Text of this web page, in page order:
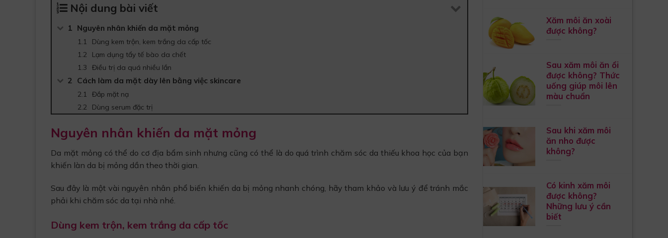
Nội dung bài viết
Nguyên nhân khiến da mặt mỏng
Dùng kem trộn, kem trắng da cấp tốc
Lạm dụng tẩy tế bào da chết
Điều trị da quá nhiều lần
Cách làm da mặt dày lên bằng việc skincare
Đắp mặt nạ
Dùng serum đặc trị
Nguyên nhân khiến da mặt mỏng
Da mặt mỏng có thể do cơ địa bẩm sinh nhưng cũng có thể là do quá trình chăm sóc da thiếu khoa học của bạn
khiến làn da bị mỏng dần theo thời gian.
Sau đây là một vài nguyên nhân phổ biến khiến da bị mỏng nhanh chóng, hãy tham khảo và lưu ý để tránh mắc
phải khi chăm sóc da tại nhà nhé.
Dùng kem trộn, kem trắng da cấp tốc
Xăm môi ăn xoài
được không?
Sau xăm môi ăn ổi
được không? Thức
uống giúp môi lên
màu chuẩn
Sau khi xăm môi
ăn nho được
không?
Có kinh xăm môi
được không?
Những lưu ý cần
biết